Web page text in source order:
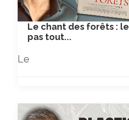
Le chant des forêts :
pas tout...
Le